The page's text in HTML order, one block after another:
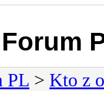
PL > Kto z